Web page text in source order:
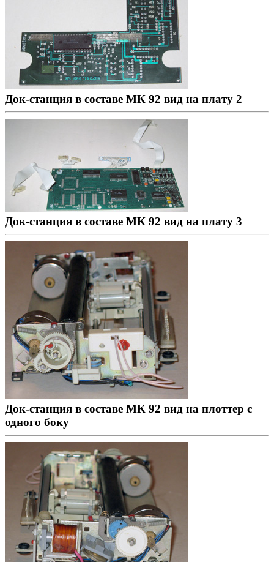
Док-станция в составе МК 92 вид на плату 2
Док-станция в составе МК 92 вид на плату 3
Док-станция в составе МК 92 вид на плоттер с
одного боку